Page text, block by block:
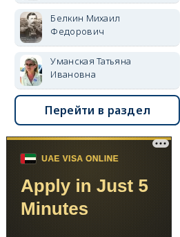
Белкин Михаил
Федорович
Уманская Татьяна
Ивановна
Перейти в раздел